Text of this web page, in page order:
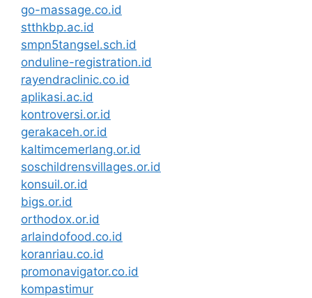
go-massage.co.id
stthkbp.ac.id
smpn5tangsel.sch.id
onduline-registration.id
rayendraclinic.co.id
aplikasi.ac.id
kontroversi.or.id
gerakaceh.or.id
kaltimcemerlang.or.id
soschildrensvillages.or.id
konsuil.or.id
bigs.or.id
orthodox.or.id
arlaindofood.co.id
koranriau.co.id
promonavigator.co.id
kompastimur